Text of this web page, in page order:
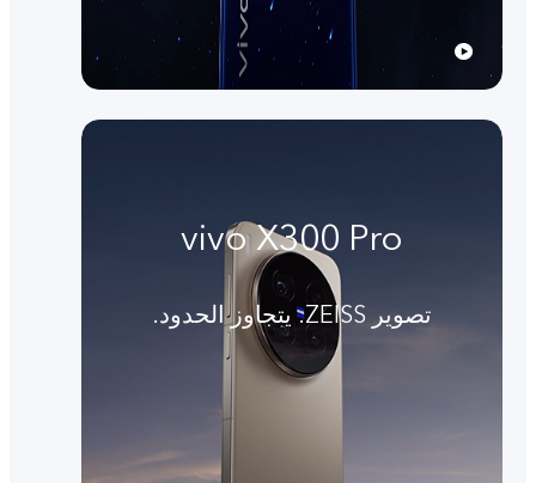
vivo X300 Pro
تصوير ZEISS. يتجاوز الحدود.